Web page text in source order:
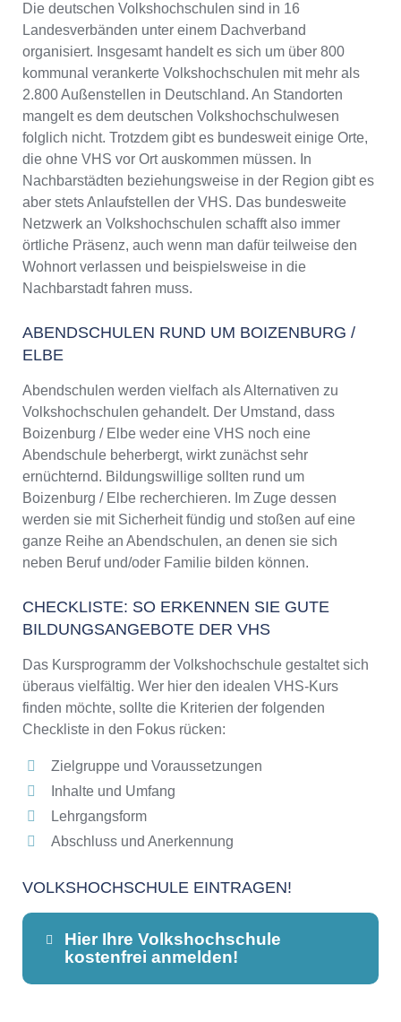
Die deutschen Volkshochschulen sind in 16
Landesverbänden unter einem Dachverband
organisiert. Insgesamt handelt es sich um über 800
kommunal verankerte Volkshochschulen mit mehr als
2.800 Außenstellen in Deutschland. An Standorten
mangelt es dem deutschen Volkshochschulwesen
folglich nicht. Trotzdem gibt es bundesweit einige Orte,
die ohne VHS vor Ort auskommen müssen. In
Nachbarstädten beziehungsweise in der Region gibt es
aber stets Anlaufstellen der VHS. Das bundesweite
Netzwerk an Volkshochschulen schafft also immer
örtliche Präsenz, auch wenn man dafür teilweise den
Wohnort verlassen und beispielsweise in die
Nachbarstadt fahren muss.
ABENDSCHULEN RUND UM BOIZENBURG /
ELBE
Abendschulen werden vielfach als Alternativen zu
Volkshochschulen gehandelt. Der Umstand, dass
Boizenburg / Elbe weder eine VHS noch eine
Abendschule beherbergt, wirkt zunächst sehr
ernüchternd. Bildungswillige sollten rund um
Boizenburg / Elbe recherchieren. Im Zuge dessen
werden sie mit Sicherheit fündig und stoßen auf eine
ganze Reihe an Abendschulen, an denen sie sich
neben Beruf und/oder Familie bilden können.
CHECKLISTE: SO ERKENNEN SIE GUTE
BILDUNGSANGEBOTE DER VHS
Das Kursprogramm der Volkshochschule gestaltet sich
überaus vielfältig. Wer hier den idealen VHS-Kurs
finden möchte, sollte die Kriterien der folgenden
Checkliste in den Fokus rücken:
Zielgruppe und Voraussetzungen
Inhalte und Umfang
Lehrgangsform
Abschluss und Anerkennung
VOLKSHOCHSCHULE EINTRAGEN!
Hier Ihre Volkshochschule
kostenfrei anmelden!